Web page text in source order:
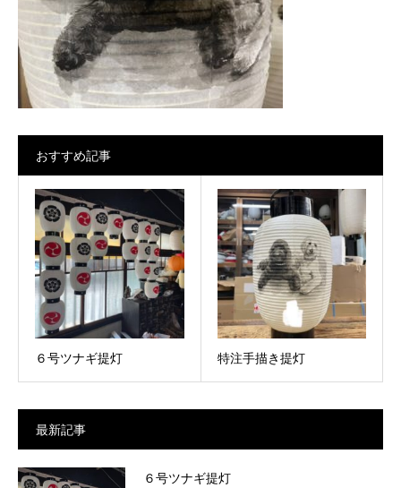
おすすめ記事
６号ツナギ提灯 特注手描き提灯
最新記事
６号ツナギ提灯